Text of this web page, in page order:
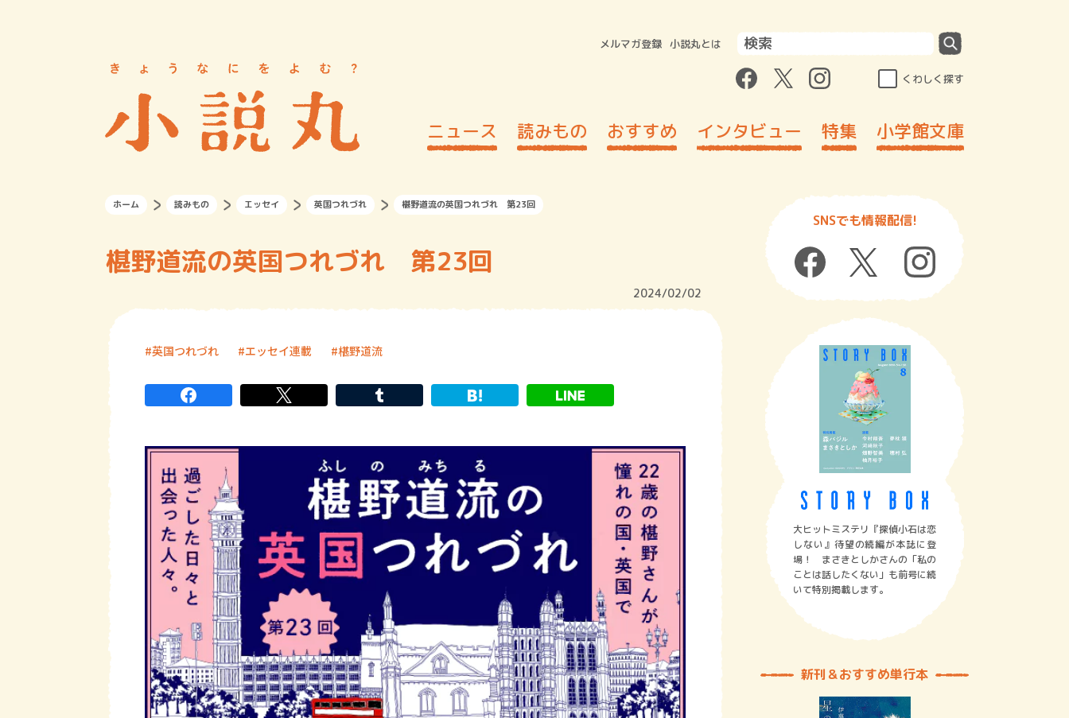
メルマガ登録 小説丸とは
くわしく探す
ニュース 読みもの おすすめ インタビュー 特集 小学館文庫
ホーム 読みもの エッセイ 英国つれづれ 椹野道流の英国つれづれ 第23回
椹野道流の英国つれづれ 第23回
2024/02/02
英国つれづれ エッセイ連載 椹野道流
SNSでも情報配信!
大ヒットミステリ『探偵小石は恋
しない』待望の続編が本誌に登
場！ まさきとしかさんの「私の
ことは話したくない」も前号に続
いて特別掲載します。
新刊＆おすすめ単行本